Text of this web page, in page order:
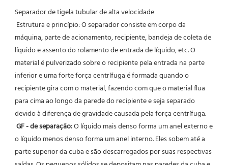
Separador de tigela tubular de alta velocidade
máquina, parte de acionamento, recipiente, bandeja de coleta de
líquido e assento do rolamento de entrada de líquido, etc. O
material é pulverizado sobre o recipiente pela entrada na parte
inferior e uma forte força centrífuga é formada quando o
recipiente gira com o material, fazendo com que o material flua
para cima ao longo da parede do recipiente e seja separado
devido à diferença de gravidade causada pela força centrífuga.
GF - de separação: O líquido mais denso forma um anel externo e
o líquido menos denso forma um anel interno. Eles sobem até a
parte superior da cuba e são descarregados por suas respectivas